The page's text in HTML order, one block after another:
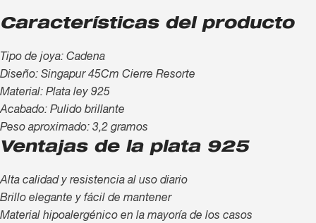
Características del producto
Tipo de joya: Cadena
Diseño: Singapur 45Cm Cierre Resorte
Material: Plata ley 925
Acabado: Pulido brillante
Peso aproximado: 3,2 gramos
Ventajas de la plata 925
Alta calidad y resistencia al uso diario
Brillo elegante y fácil de mantener
Material hipoalergénico en la mayoría de los casos